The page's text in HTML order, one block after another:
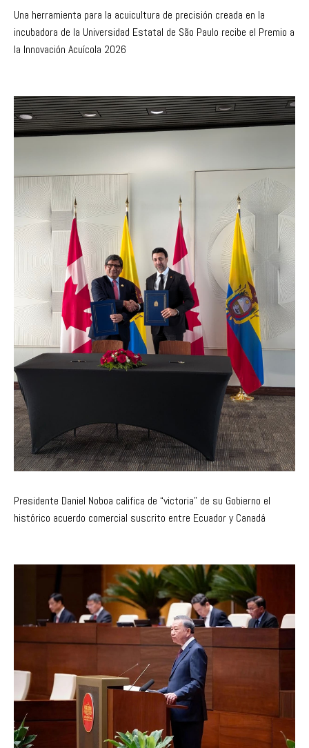
Una herramienta para la acuicultura de precisión creada en la
incubadora de la Universidad Estatal de São Paulo recibe el Premio a
la Innovación Acuícola 2026
Presidente Daniel Noboa califica de “victoria” de su Gobierno el
histórico acuerdo comercial suscrito entre Ecuador y Canadá